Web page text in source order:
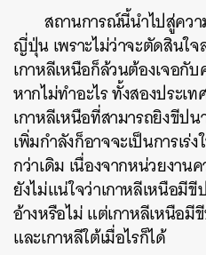
สถานการณ์นี้นำไปสู่คว
ญี่ปุ่น เพราะไม่ว่าจะตัดสินใ
เกาหลีเหนือก็ล้วนต้องเจอกับ
หากไม่ทำอะไร ทั้งสองประเ
เกาหลีเหนือที่สามารถยิงขีป
เพิ่มกำลังก็อาจจะเป็นการเร่
กว่าเดิม เนื่องจากหน่วยงาน
ยังไม่แน่ใจว่าเกาหลีเหนือมี
อ้างหรือไม่ แต่เกาหลีเหนือ
และเกาหลีใต้เมื่อไรก็ได้